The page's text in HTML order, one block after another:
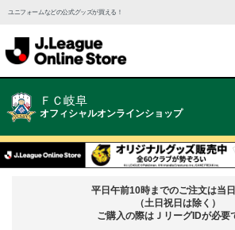
ユニフォームなどの公式グッズが買える！
ＦＣ岐阜
オフィシャルオンラインショップ
平日午前10時までのご注文は当日
（土日祝日は除く）
ご購入の際はＪリーグIDが必要